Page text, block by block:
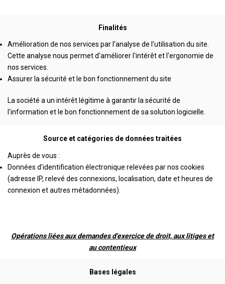
Finalités
Amélioration de nos services par l'analyse de l'utilisation du site.
Cette analyse nous permet d'améliorer l'intérêt et l'ergonomie de
nos services.
Assurer la sécurité et le bon fonctionnement du site
La société a un intérêt légitime à garantir la sécurité de
l'information et le bon fonctionnement de sa solution logicielle.
Source et catégories de données traitées
Auprès de vous :
Données d'identification électronique relevées par nos cookies
(adresse IP, relevé des connexions, localisation, date et heures de
connexion et autres métadonnées).
Opérations liées aux demandes d'exercice de droit, aux litiges et
au contentieux
Bases légales